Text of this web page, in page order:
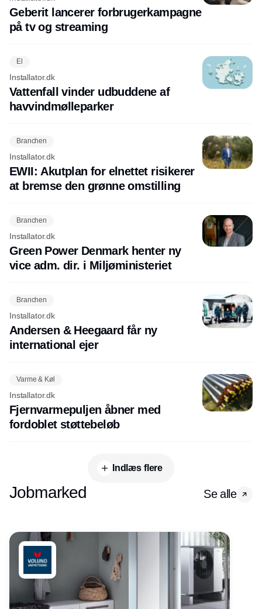
Geberit lancerer forbrugerkampagne
på tv og streaming
El
Installator.dk
Vattenfall vinder udbuddene af
havvindmølleparker
Branchen
Installator.dk
EWII: Akutplan for elnettet risikerer
at bremse den grønne omstilling
Branchen
Installator.dk
Green Power Denmark henter ny
vice adm. dir. i Miljøministeriet
Branchen
Installator.dk
Andersen & Heegaard får ny
international ejer
Varme & Køl
Installator.dk
Fjernvarmepuljen åbner med
fordoblet støttebeløb
Indlæs flere
Jobmarked Se alle